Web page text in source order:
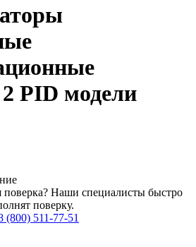
PID модели
поверка? Наши специалисты быстро
поверку.
(800) 511-77-51